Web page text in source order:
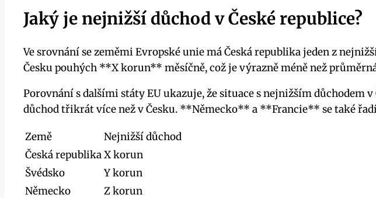
Jaký je nejnižší důchod v České republice?
Ve srovnání se zeměmi Evropské unie má Česká republika jeden z
Česku pouhých **X korun** měsíčně, což je výrazně méně než
Porovnání s dalšími státy EU ukazuje, že situace s nejnižším
důchod třikrát více než v Česku. **Německo** a **Francie** se také
Země
Nejnižší důchod
Česká republikaX korun
Švédsko
Y korun
Německo
Z korun